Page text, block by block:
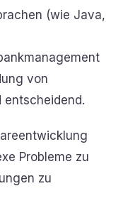
(wie Java,
von
entscheidend.
Probleme zu
zu